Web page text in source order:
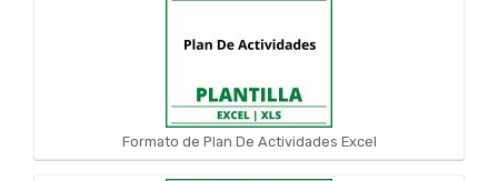
Formato de Plan De Actividades Excel